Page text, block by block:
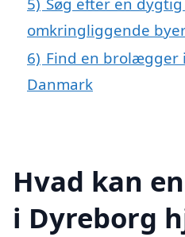
omkringliggende
6) Find en brolægger
Danmark
Hvad kan
i Dyreborg